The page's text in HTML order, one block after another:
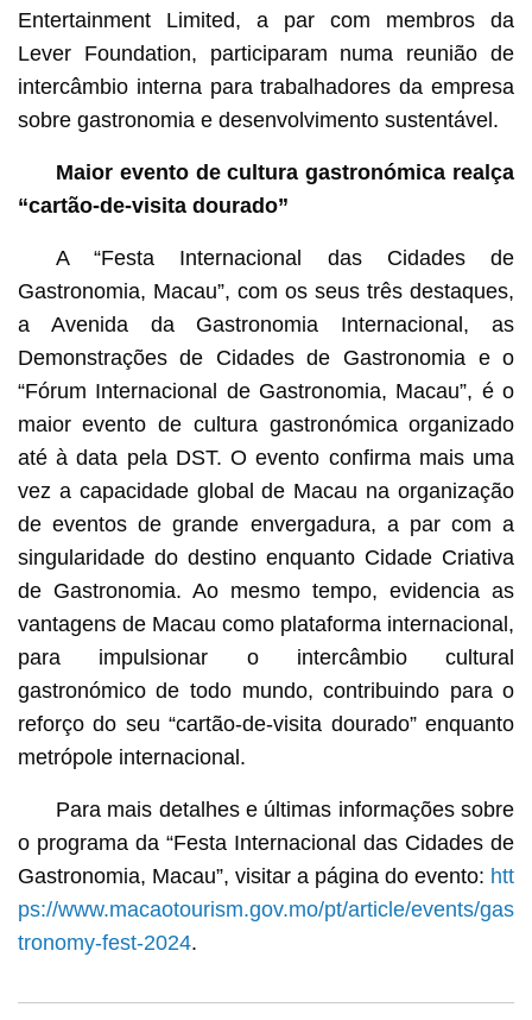
Entertainment Limited, a par com membros da
Lever Foundation, participaram numa reunião de
intercâmbio interna para trabalhadores da empresa
sobre gastronomia e desenvolvimento sustentável.
Maior evento de cultura gastronómica realça
“cartão-de-visita dourado”
A “Festa Internacional das Cidades de
Gastronomia, Macau”, com os seus três destaques,
a Avenida da Gastronomia Internacional, as
Demonstrações de Cidades de Gastronomia e o
“Fórum Internacional de Gastronomia, Macau”, é o
maior evento de cultura gastronómica organizado
até à data pela DST. O evento confirma mais uma
vez a capacidade global de Macau na organização
de eventos de grande envergadura, a par com a
singularidade do destino enquanto Cidade Criativa
de Gastronomia. Ao mesmo tempo, evidencia as
vantagens de Macau como plataforma internacional,
para impulsionar o intercâmbio cultural
gastronómico de todo mundo, contribuindo para o
reforço do seu “cartão-de-visita dourado” enquanto
metrópole internacional.
Para mais detalhes e últimas informações sobre
o programa da “Festa Internacional das Cidades de
Gastronomia, Macau”, visitar a página do evento: htt
ps://www.macaotourism.gov.mo/pt/article/events/gas
tronomy-fest-2024.